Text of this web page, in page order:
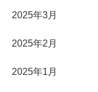
2025年3月
2025年2月
2025年1月